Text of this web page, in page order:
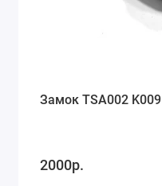
Замок TSA002 K009
2000р.